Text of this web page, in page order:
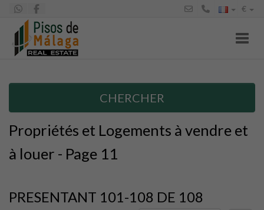
€
CHERCHER
Propriétés et Logements à vendre et
à louer - Page 11
PRESENTANT 101-108 DE 108